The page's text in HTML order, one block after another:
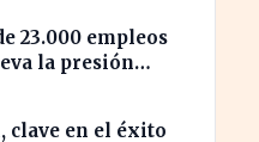
23.000 empleos
la presión
clave en el éxito